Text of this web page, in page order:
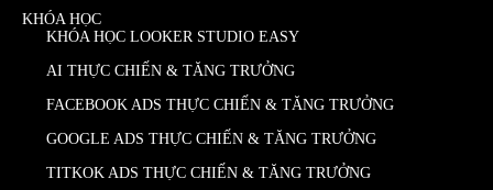
KHÓA HỌC
KHÓA HỌC LOOKER STUDIO EASY
AI THỰC CHIẾN & TĂNG TRƯỞNG
FACEBOOK ADS THỰC CHIẾN & TĂNG TRƯỞNG
GOOGLE ADS THỰC CHIẾN & TĂNG TRƯỞNG
TITKOK ADS THỰC CHIẾN & TĂNG TRƯỞNG